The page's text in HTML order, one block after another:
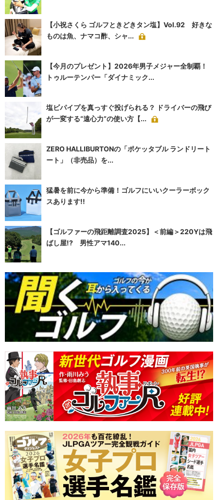
【小祝さくら ゴルフときどきタン塩】Vol.92 好きな
ものは魚、ナマコ酢、シャ...
【今月のプレゼント】2026年男子メジャー全制覇！
トゥルーテンパー「ダイナミック...
塩ビパイプを真っすぐ投げられる？ ドライバーの飛び
が一変する“遠心力”の使い方【...
ZERO HALLIBURTONの「ポケッタブル ランドリート
ート」（非売品）を...
猛暑を前に今から準備！ゴルフにいいクーラーボック
スあります!!
【ゴルファーの飛距離調査2025】＜前編＞220Yは飛
ばし屋!? 男性アマ140...